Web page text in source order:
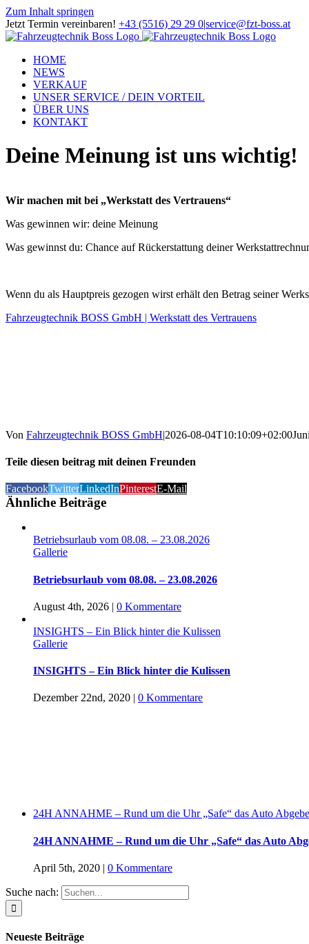
Zum Inhalt springen
Jetzt Termin vereinbaren! +43 (5516) 29 29 0|service@fzt-boss.at
HOME
NEWS
VERKAUF
UNSER SERVICE / DEIN VORTEIL
ÜBER UNS
KONTAKT
Deine Meinung ist uns wichtig!
Wir machen mit bei „Werkstatt des Vertrauens“
Was gewinnen wir: deine Meinung
Was gewinnst du: Chance auf Rückerstattung deiner
Wenn du als Hauptpreis gezogen wirst erhält den Betrag seiner
Fahrzeugtechnik BOSS GmbH | Werkstatt des Vertrauens
Von Fahrzeugtechnik BOSS GmbH|2026-08-04T10:10:09+02:00
Teile diesen beitrag mit deinen Freunden
FacebookTwitterLinkedInPinterestE-Mail
Ähnliche Beiträge
Betriebsurlaub vom 08.08. – 23.08.2026
Gallerie
Betriebsurlaub vom 08.08. – 23.08.2026
August 4th, 2026 | 0 Kommentare
INSIGHTS – Ein Blick hinter die Kulissen
Gallerie
INSIGHTS – Ein Blick hinter die Kulissen
Dezember 22nd, 2020 0 Kommentare
24H ANNAHME – Rund um die Uhr „Safe“ das Auto
24H ANNAHME – Rund um die Uhr „Safe“ das Auto
April 5th, 2020 | 0 Kommentare
Suche nach:
Neueste Beiträge